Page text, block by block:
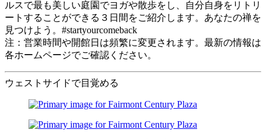
ルスで最も美しい庭園でヨガや散歩をし、自分自身をリトリ
ートすることができる３日間をご紹介します。あなたの禅を
見つけよう。#startyourcomeback
注：営業時間や開館日は頻繁に変更されます。最新の情報は
各ホームページでご確認ください。
ウェストサイドで目覚める